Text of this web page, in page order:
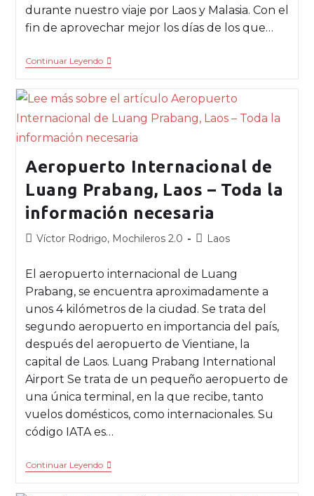
durante nuestro viaje por Laos y Malasia. Con el
fin de aprovechar mejor los días de los que…
Continuar Leyendo
Aeropuerto Internacional de
Luang Prabang, Laos – Toda la
información necesaria
Víctor Rodrigo, Mochileros 2.0 Laos
El aeropuerto internacional de Luang
Prabang, se encuentra aproximadamente a
unos 4 kilómetros de la ciudad. Se trata del
segundo aeropuerto en importancia del país,
después del aeropuerto de Vientiane, la
capital de Laos. Luang Prabang International
Airport Se trata de un pequeño aeropuerto de
una única terminal, en la que recibe, tanto
vuelos domésticos, como internacionales. Su
código IATA es…
Continuar Leyendo